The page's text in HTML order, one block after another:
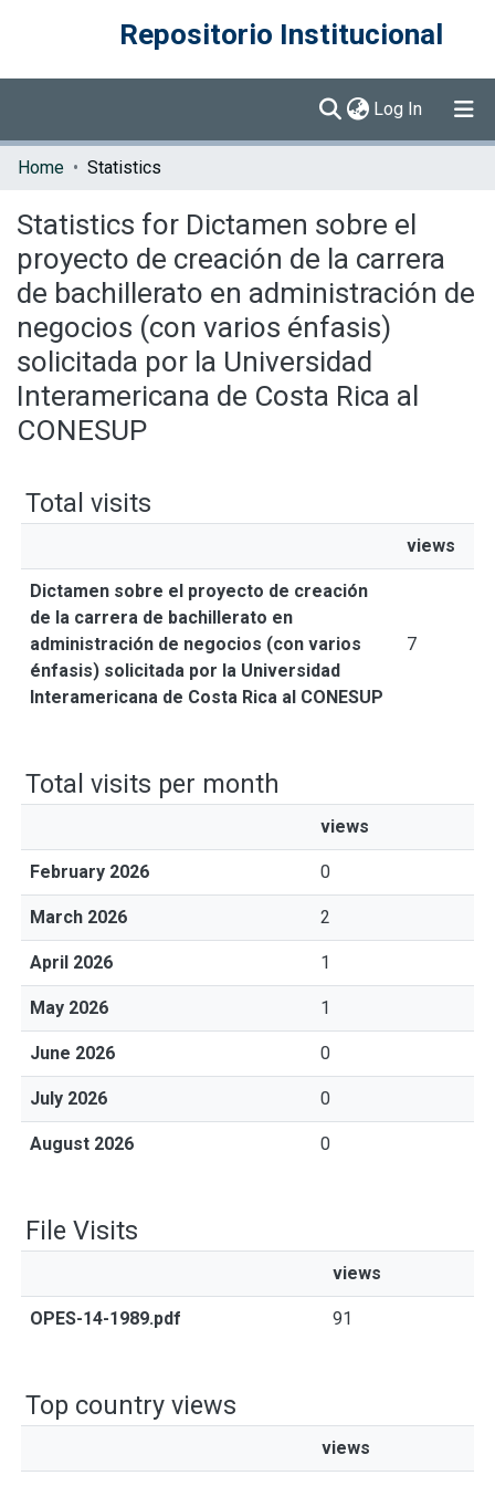
Repositorio Institucional
Log In (current)
Communities & Collections
Home Statistics
Statistics for Dictamen sobre el
proyecto de creación de la carrera
de bachillerato en administración de
negocios (con varios énfasis)
solicitada por la Universidad
Interamericana de Costa Rica al
CONESUP
Total visits
views
Dictamen sobre el proyecto de creación
de la carrera de bachillerato en
administración de negocios (con varios
énfasis) solicitada por la Universidad
Interamericana de Costa Rica al CONESUP
7
Total visits per month
views
February 2026 0
March 2026 2
April 2026 1
May 2026 1
June 2026 0
July 2026 0
August 2026 0
File Visits
views
OPES-14-1989.pdf 91
Top country views
views